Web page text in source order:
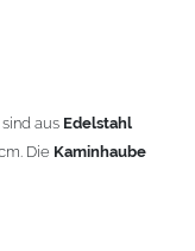
S-Line, 20 Pult
in Materialdicke 1,5mm
aus Edelstahl
Die Kaminhaube